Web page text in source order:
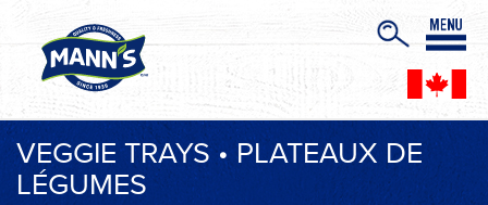
VEGGIE TRAYS • PLATEAUX DE
LÉGUMES